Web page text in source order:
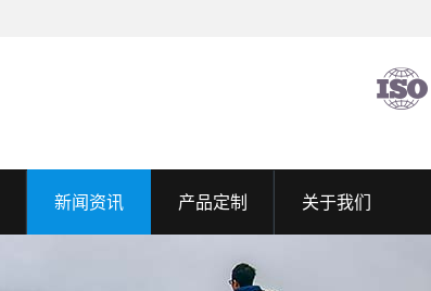
新闻资讯 产品定制 关于我们